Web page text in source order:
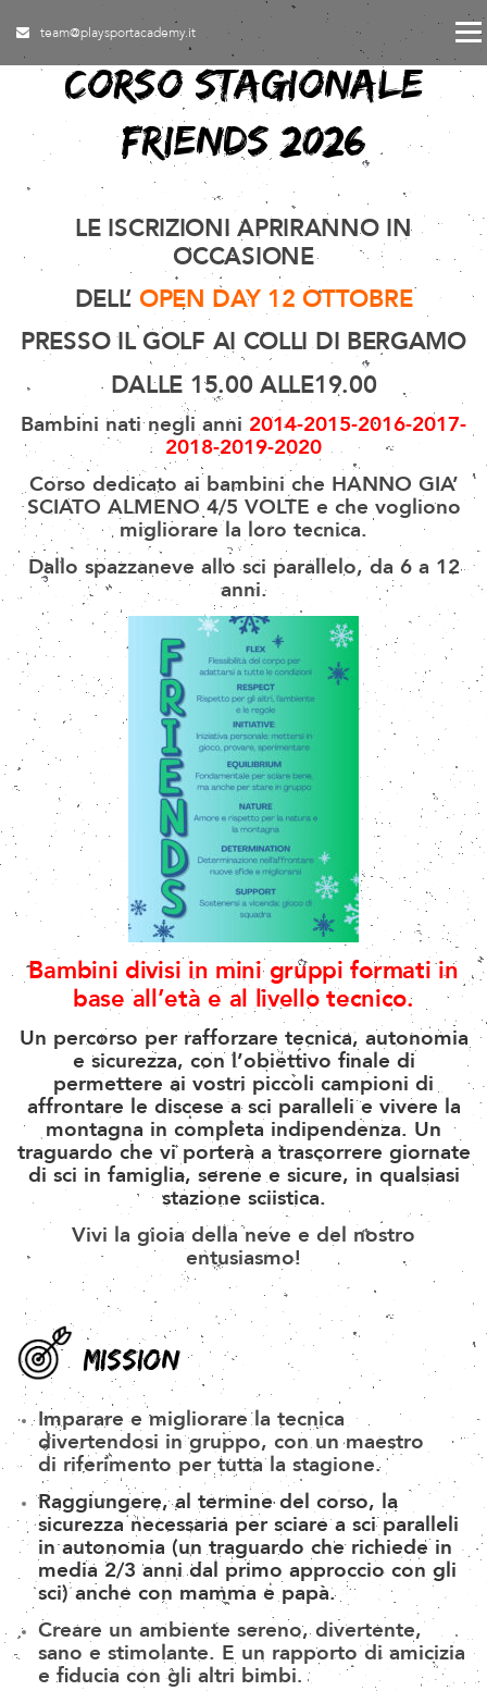
Menu
team@playsportacademy.it
CORSO STAGIONALE
FRIENDS 2026
LE ISCRIZIONI APRIRANNO IN
OCCASIONE
DELL’ OPEN DAY 12 OTTOBRE
PRESSO IL GOLF AI COLLI DI BERGAMO
DALLE 15.00 ALLE19.00
Bambini nati negli anni 2014-2015-2016-2017-
2018-2019-2020
Corso dedicato ai bambini che HANNO GIA’
SCIATO ALMENO 4/5 VOLTE e che vogliono
migliorare la loro tecnica.
Dallo spazzaneve allo sci parallelo, da 6 a 12
anni.
Bambini divisi in mini gruppi formati in
base all’età e al livello tecnico.
Un percorso per rafforzare tecnica, autonomia
e sicurezza, con l’obiettivo finale di
permettere ai vostri piccoli campioni di
affrontare le discese a sci paralleli e vivere la
montagna in completa indipendenza. Un
traguardo che vi porterà a trascorrere giornate
di sci in famiglia, serene e sicure, in qualsiasi
stazione sciistica.
Vivi la gioia della neve e del nostro
entusiasmo!
MISSION
Imparare e migliorare la tecnica
divertendosi in gruppo, con un maestro
di riferimento per tutta la stagione.
Raggiungere, al termine del corso, la
sicurezza necessaria per sciare a sci paralleli
in autonomia (un traguardo che richiede in
media 2/3 anni dal primo approccio con gli
sci) anche con mamma e papà.
Creare un ambiente sereno, divertente,
sano e stimolante. E un rapporto di amicizia
e fiducia con gli altri bimbi.